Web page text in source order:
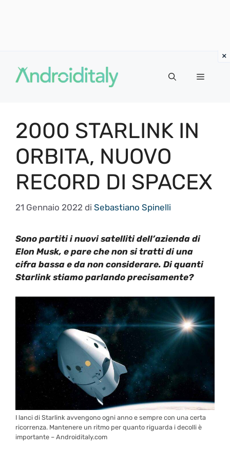
contenuto
MENU
2000 STARLINK IN
ORBITA, NUOVO
RECORD DI SPACEX
21 Gennaio 2022 di Sebastiano Spinelli
Sono partiti i nuovi satelliti dell’azienda di
Elon Musk, e pare che non si tratti di una
cifra bassa e da non considerare. Di quanti
Starlink stiamo parlando precisamente?
I lanci di Starlink avvengono ogni anno e sempre con una certa
ricorrenza. Mantenere un ritmo per quanto riguarda i decolli è
importante – Androiditaly.com